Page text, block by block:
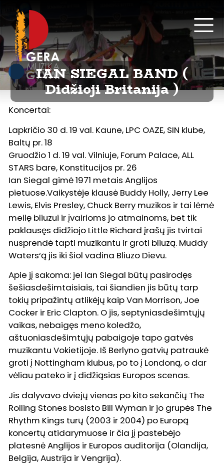
IAN SIEGAL BAND (
Didžioji Britanija )
Koncertai:
Lapkričio 30 d. 19 val. Kaune, LPC OAZE, SIN klube,
Baltų pr. 18
Gruodžio 1 d. 19 val. Vilniuje, Forum Palace, ALL
STARS bare, Konstitucijos pr. 26
Ian Siegal gimė 1971 metais Anglijos
pietuose.Vaikystėje klausė Buddy Holly, Jerry Lee
Lewis, Elvis Presley, Chuck Berry muzikos ir tai lėmė
meilę bliuzui ir įvairioms jo atmainoms, bet tik
paklausęs didžiojo Little Richard įrašų jis tvirtai
nusprendė tapti muzikantu ir groti bliuzą. Muddy
Waters‘ą jis iki šiol vadina Bliuzo Dievu.
Apie jį sakoma: jei Ian Siegal būtų pasirodęs
šešiasdešimtaisiais, tai šiandien jis būtų tarp
tokių pripažintų atlikėjų kaip Van Morrison, Joe
Cocker ir Eric Clapton. O jis, septyniasdešimtųjų
vaikas, nebaigęs meno koledžo,
aštuoniasdešimtųjų pabaigoje tapo gatvės
muzikantu Vokietijoje. Iš Berlyno gatvių patraukė
groti į Nottingham klubus, po to į Londoną, o dar
vėliau pateko ir į didžiąsias Europos scenas.
Jis dalyvavo dviejų vienas po kito sekančių The
Rolling Stones bosisto Bill Wyman ir jo grupės The
Rhythm Kings turų (2003 ir 2004) po Europą
koncertų atidarymuose ir čia jį pastebėjo
platesnė Anglijos ir Europos auditorija (Olandija,
Belgija, Austrija ir Vengrija).